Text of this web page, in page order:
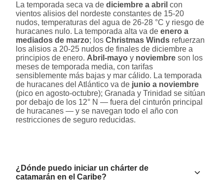
La temporada seca va de diciembre a abril con
vientos alisios del nordeste constantes de 15-20
nudos, temperaturas del agua de 26-28 °C y riesgo de
huracanes nulo. La temporada alta va de enero a
mediados de marzo; los Christmas Winds refuerzan
los alisios a 20-25 nudos de finales de diciembre a
principios de enero. Abril-mayo y noviembre son los
meses de temporada media, con tarifas
sensiblemente más bajas y mar cálido. La temporada
de huracanes del Atlántico va de junio a noviembre
(pico en agosto-octubre); Granada y Trinidad se sitúan
por debajo de los 12° N — fuera del cinturón principal
de huracanes — y se navegan todo el año con
restricciones de seguro reducidas.
¿Dónde puedo iniciar un chárter de
catamarán en el Caribe?